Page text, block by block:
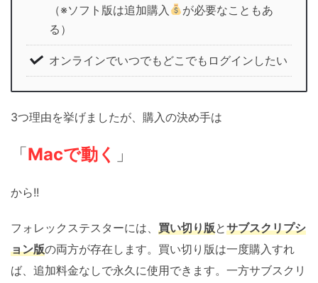
（※ソフト版は追加購入
が必要なこともあ
る）
オンラインでいつでもどこでもログインしたい
3つ理由を挙げましたが、購入の決め手は
「Macで動く 」
から!!
フォレックステスターには、 買い切り版とサブスクリプシ
ョン版の両方が存在します。買い切り版は一度購入すれ
ば、追加料金なしで永久に使用できます。一方サブスクリ